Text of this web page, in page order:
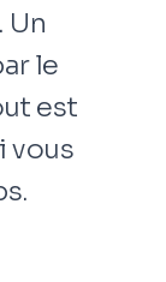
Un
le
est
vous